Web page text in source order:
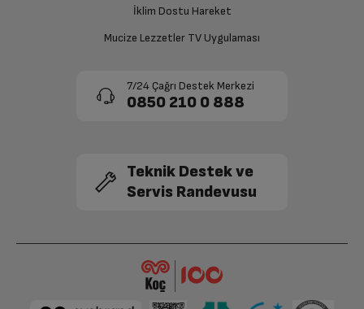
İklim Dostu Hareket
Mucize Lezzetler TV Uygulaması
7/24 Çağrı Destek Merkezi
0850 210 0 888
Teknik Destek ve
Servis Randevusu